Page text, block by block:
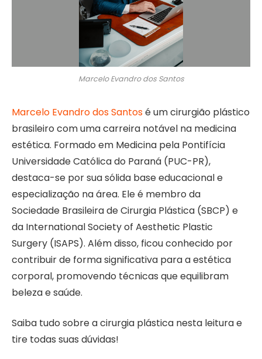
Marcelo Evandro dos Santos
Marcelo Evandro dos Santosé um cirurgião plástico
brasileiro com uma carreira notável na medicina
estética. Formado em Medicina pela Pontifícia
Universidade Católica do Paraná (PUC-PR),
destaca-se por sua sólida base educacional e
especialização na área. Ele é membro da
Sociedade Brasileira de Cirurgia Plástica (SBCP) e
da International Society of Aesthetic Plastic
Surgery (ISAPS). Além disso, ficou conhecido por
contribuir de forma significativa para a estética
corporal, promovendo técnicas que equilibram
beleza e saúde.
Saiba tudo sobre a cirurgia plástica nesta leitura e
tire todas suas dúvidas!